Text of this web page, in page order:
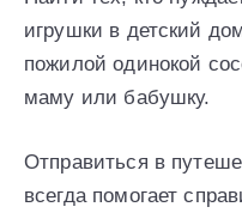
игрушки в детский
пожилой одинокой
маму или бабушку.
Отправиться в
всегда помогает